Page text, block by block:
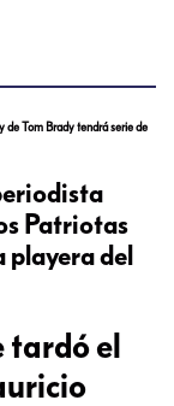
de Tom Brady tendrá serie de
Patriotas
playera del
tardó el